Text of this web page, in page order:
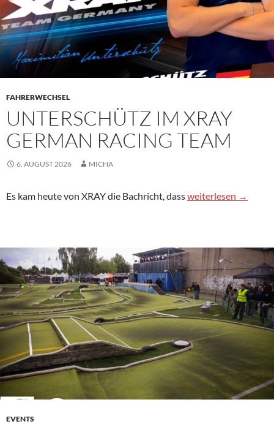
FAHRERWECHSEL
UNTERSCHÜTZ IM XRAY
GERMAN RACING TEAM
6. AUGUST 2026 MICHA
Es kam heute von XRAY die Bachricht, dassUnterschütz im
weiterlesen →
EVENTS